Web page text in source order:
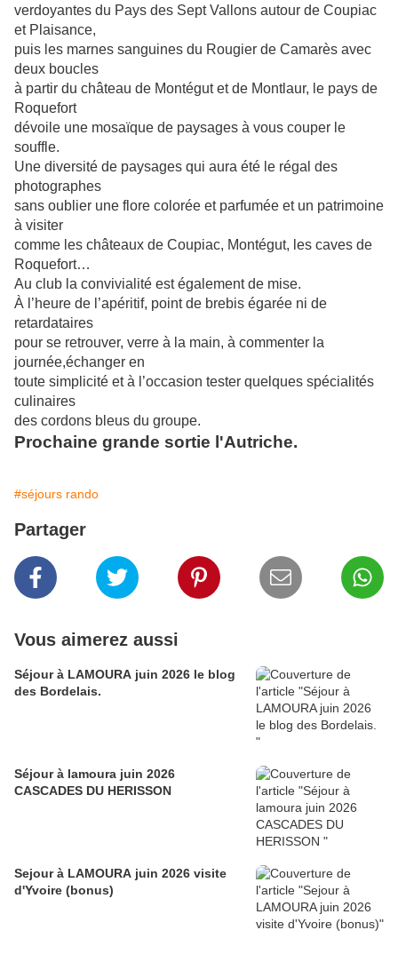
verdoyantes du Pays des Sept Vallons autour de Coupiac
et Plaisance,
puis les marnes sanguines du Rougier de Camarès avec
deux boucles
à partir du château de Montégut et de Montlaur, le pays de
Roquefort
dévoile une mosaïque de paysages à vous couper le
souffle.
Une diversité de paysages qui aura été le régal des
photographes
sans oublier une flore colorée et parfumée et un patrimoine
à visiter
comme les châteaux de Coupiac, Montégut, les caves de
Roquefort…
Au club la convivialité est également de mise.
À l’heure de l’apéritif, point de brebis égarée ni de
retardataires
pour se retrouver, verre à la main, à commenter la
journée,échanger en
toute simplicité et à l’occasion tester quelques spécialités
culinaires
des cordons bleus du groupe.
Prochaine grande sortie l'Autriche.
#séjours rando
Partager
Vous aimerez aussi
Séjour à LAMOURA juin 2026 le blog
des Bordelais.
Séjour à lamoura juin 2026
CASCADES DU HERISSON
Sejour à LAMOURA juin 2026 visite
d'Yvoire (bonus)